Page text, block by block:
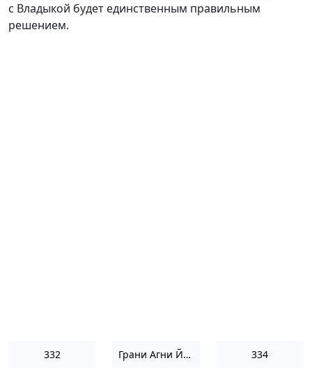
с Владыкой будет единственным правильным
решением.
332 Грани Агни Йоги 1970 334